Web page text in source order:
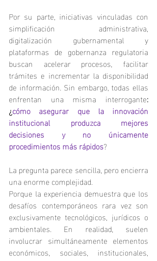
Por su parte, iniciativas vinculadas con
simplificación administrativa,
digitalización gubernamental y
plataformas de gobernanza regulatoria
buscan acelerar procesos, facilitar
trámites e incrementar la disponibilidad
de información. Sin embargo, todas ellas
enfrentan una misma interrogante:
¿cómo asegurar que la innovación
institucional produzca mejores
decisiones y no únicamente
procedimientos más rápidos?
La pregunta parece sencilla, pero encierra
una enorme complejidad.
Porque la experiencia demuestra que los
desafíos contemporáneos rara vez son
exclusivamente tecnológicos, jurídicos o
ambientales. En realidad, suelen
involucrar simultáneamente elementos
económicos, sociales, institucionales,